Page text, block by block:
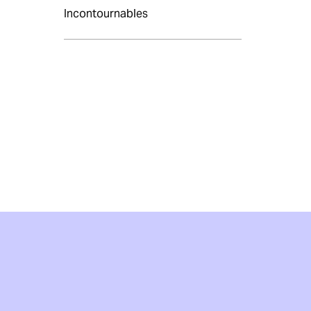
Incontournables